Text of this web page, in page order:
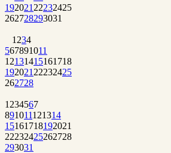
192021 22232425
262728293031
1 234
567891011
12131415161718
192021 22232425
262728
1 234567
891011121314
15161718192021
22232425262728
293031